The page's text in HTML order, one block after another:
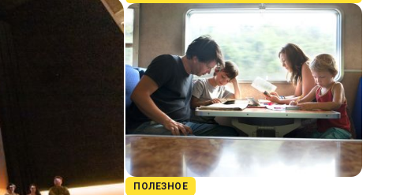
ПОЛЕЗНОЕ